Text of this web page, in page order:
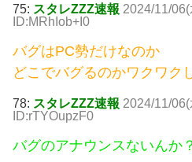
75: スタレZZZ速報 2024/11/
ID:MRhIob+I0
バグはPC勢だけなのか
どこでバグるのかワクワク
78: スタレZZZ速報 2024/11/
ID:rTYOupzF0
バグのアナウンスないんか？